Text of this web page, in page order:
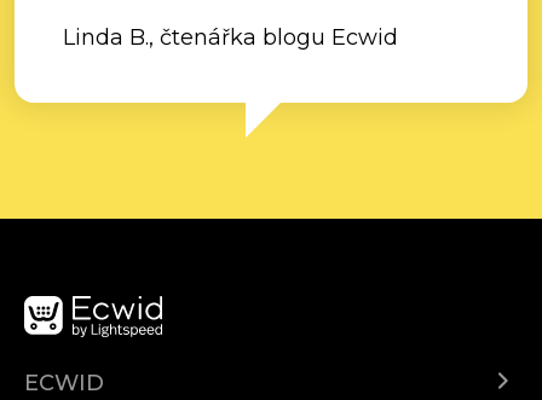
Linda B., čtenářka blogu Ecwid
ECWID